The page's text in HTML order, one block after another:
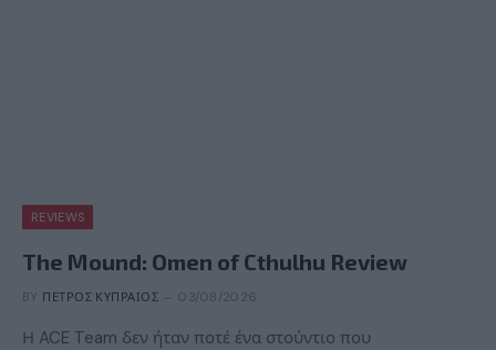
REVIEWS
The Mound: Omen of Cthulhu Review
BY ΠΈΤΡΟΣ ΚΥΠΡΑΊΟΣ 03/08/2026
Η ACE Team δεν ήταν ποτέ ένα στούντιο που